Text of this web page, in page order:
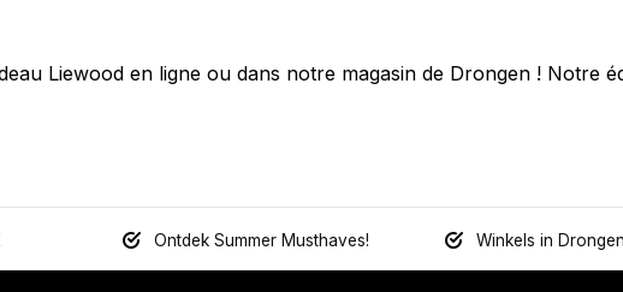
Liewood en ligne ou dans notre magasin de Drongen ! Notre
Ontdek Summer Musthaves! Winkels in